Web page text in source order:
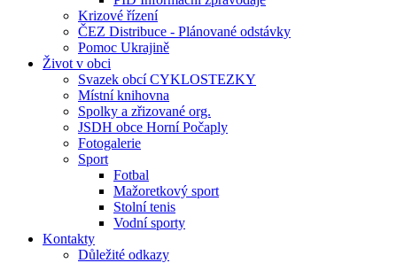
Krizové řízení
ČEZ Distribuce - Plánované odstávky
Pomoc Ukrajině
Život v obci
Svazek obcí CYKLOSTEZKY
Místní knihovna
Spolky a zřizované org.
JSDH obce Horní Počaply
Fotogalerie
Sport
Fotbal
Mažoretkový sport
Stolní tenis
Vodní sporty
Kontakty
Důležité odkazy